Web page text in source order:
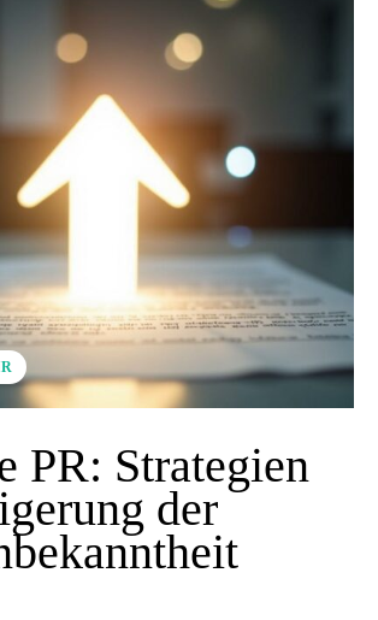
PR: Strategien
der